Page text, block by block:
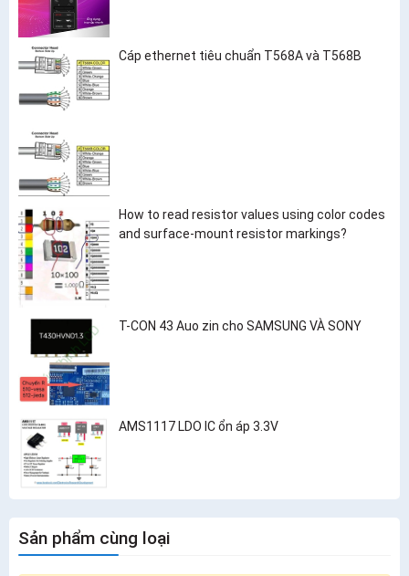
Cáp ethernet tiêu chuẩn T568A và T568B
How to read resistor values using color codes
and surface-mount resistor markings?
T-CON 43 Auo zin cho SAMSUNG VÀ SONY
AMS1117 LDO IC ổn áp 3.3V
Sản phẩm cùng loại